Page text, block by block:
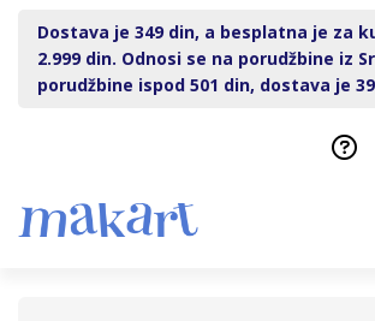
Dostava je 349 din, a besplatna je za
2.999 din. Odnosi se na porudžbine iz
porudžbine ispod 501 din, dostava je